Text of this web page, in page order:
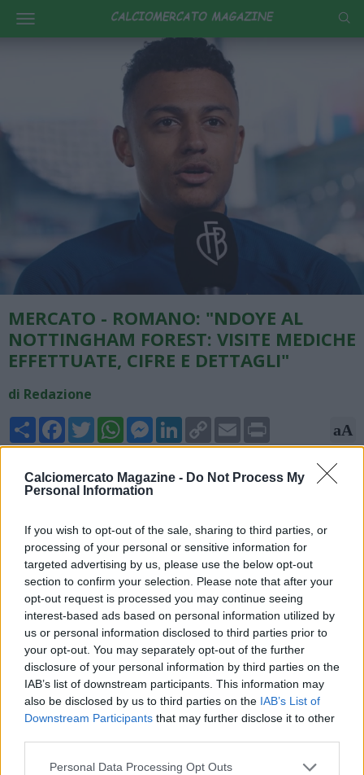
Calciomercato Magazine - Do Not Process My
Personal Information
If you wish to opt-out of the sale, sharing to third parties, or
processing of your personal or sensitive information for
targeted advertising by us, please use the below opt-out
section to confirm your selection. Please note that after your
opt-out request is processed you may continue seeing
interest-based ads based on personal information utilized by
us or personal information disclosed to third parties prior to
your opt-out. You may separately opt-out of the further
disclosure of your personal information by third parties on the
IAB’s list of downstream participants. This information may
also be disclosed by us to third parties on the IAB’s List of
Downstream Participants that may further disclose it to other
Personal Data Processing Opt Outs
MERCATO - ROMANO: "NDOYE AL
NOTTINGHAM FOREST: VISITE MEDICHE
EFFETTUATE, CIFRE E DETTAGLI"
di Redazione
Share FacebookTwitterWhatsAppMessengerLinkedInCopy
Link
Email aA
Fabrizio Romano, esperto di mercato, scrive su X: "Dan
a giugno 2031 come nuovo giocatore del Nottingham Forest.
Visite mediche effettuate: 40 milioni di euro più 5 milioni di
bonus e una clausola di rivendita del 10% al Bologna".